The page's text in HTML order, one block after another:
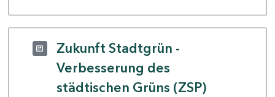
Zukunft Stadtgrün -
Verbesserung des
städtischen Grüns (ZSP)